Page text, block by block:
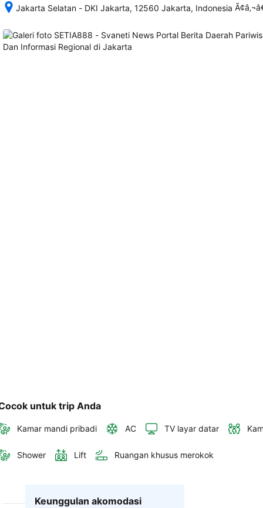
Jakarta Selatan - DKI Jakarta, 12560 Jakarta, Indonesia
memesan,
semua
untuk trip Anda
Kamar mandi pribadi AC TV layar datar
Shower Lift Ruangan khusus merokok
Keunggulan akomodasi